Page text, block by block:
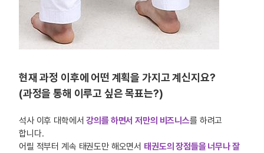
현재 과정 이후에 어떤 계획을 가지고 계신지요?
(과정을 통해 이루고 싶은 목표는?)
석사 이후 대학에서강의를 하면서 저만의 비즈니스를 하려고
합니다.
어릴 적부터 계속 태권도만 해오면서 태권도의 장점들을 너무나 잘